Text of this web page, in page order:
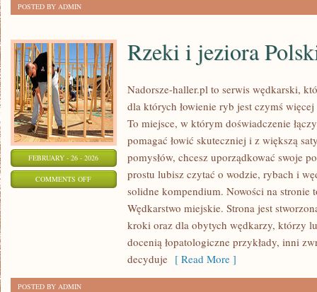
POSTED BY ADMIN
FEBRUARY - 26 - 2026
COMMENTS OFFON
Rzeki i jeziora
Nadorsze-haller.pl to serwis wędkarski,
dla których łowienie ryb jest czymś
To miejsce, w którym doświadczenie
pomagać łowić skuteczniej i z większą
pomysłów, chcesz uporządkować swoje
prostu lubisz czytać o wodzie, rybach i
solidne kompendium. Nowości na stronie
Wędkarstwo miejskie. Strona jest
kroki oraz dla obytych wędkarzy, którzy
docenią łopatologiczne przykłady, inni
decyduje [ Read More ]
POSTED BY ADMIN